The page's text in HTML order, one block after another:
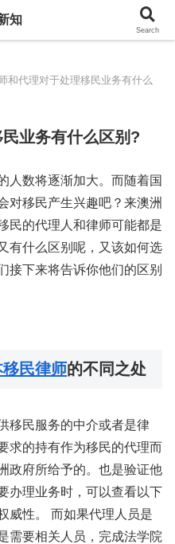
知
和代理对于处理移民业务有什么
业务有什么区别?
人数将逐渐加大。而随着国
对移民产生兴趣吧？来澳洲
民的代理人和律师可能都是
有什么区别呢，又该如何选
接下来将告诉你他们的区别
民律师的不同之处
移民服务的中介或者是律
求的持有作为移民的代理而
政府所给予的。也是验证他
办理业务时，可以查看以下
威性。 而如果代理人员是
需要相关人员，完成法学院
知
Search